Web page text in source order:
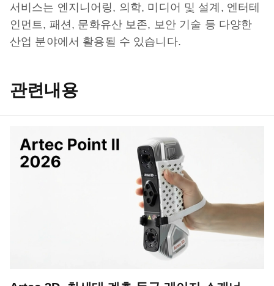
서비스는 엔지니어링, 의학, 미디어 및 설계, 엔터테
인먼트, 패션, 문화유산 보존, 보안 기술 등 다양한
산업 분야에서 활용될 수 있습니다.
관련내용